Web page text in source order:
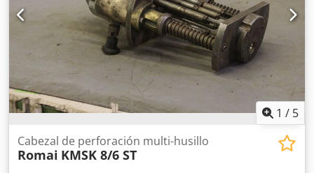
1 / 5
Cabezal de perforación multi-husillo
Romai KMSK 8/6 ST